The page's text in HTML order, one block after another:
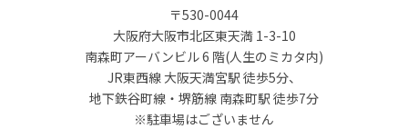
〒530-0044
大阪府大阪市北区東天満 1-3-10
南森町アーバンビル 6 階(人生のミカタ内)
JR東西線 大阪天満宮駅 徒歩5分、
地下鉄谷町線・堺筋線 南森町駅 徒歩7分
※駐車場はございません